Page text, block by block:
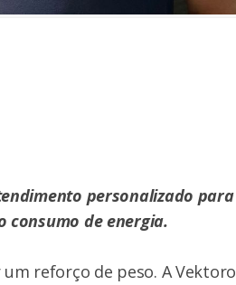
personalizado para
consumo de energia.
reforço de peso. A Vektoro